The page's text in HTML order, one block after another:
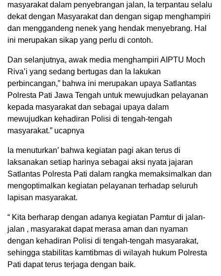
masyarakat dalam penyebrangan jalan, Ia terpantau selalu
dekat dengan Masyarakat dan dengan sigap menghampiri
dan menggandeng nenek yang hendak menyebrang. Hal
ini merupakan sikap yang perlu di contoh.
Dan selanjutnya, awak media menghampiri AIPTU Moch
Riva’i yang sedang bertugas dan Ia lakukan
perbincangan,” bahwa ini merupakan upaya Satlantas
Polresta Pati Jawa Tengah untuk mewujudkan pelayanan
kepada masyarakat dan sebagai upaya dalam
mewujudkan kehadiran Polisi di tengah-tengah
masyarakat.” ucapnya
Ia menuturkan’ bahwa kegiatan pagi akan terus di
laksanakan setiap harinya sebagai aksi nyata jajaran
Satlantas Polresta Pati dalam rangka memaksimalkan dan
mengoptimalkan kegiatan pelayanan terhadap seluruh
lapisan masyarakat.
“ Kita berharap dengan adanya kegiatan Pamtur di jalan-
jalan , masyarakat dapat merasa aman dan nyaman
dengan kehadiran Polisi di tengah-tengah masyarakat,
sehingga stabilitas kamtibmas di wilayah hukum Polresta
Pati dapat terus terjaga dengan baik.